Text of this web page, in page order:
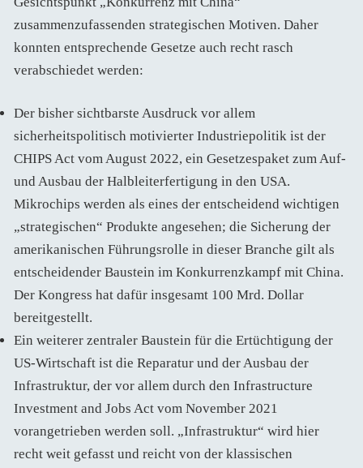
zusammenzufassenden strategischen Motiven. Daher
konnten entsprechende Gesetze auch recht rasch
verabschiedet werden:
Der bisher sichtbarste Ausdruck vor allem
sicherheitspolitisch motivierter Industriepolitik ist der
CHIPS Act vom August 2022, ein Gesetzespaket zum Auf-
und Ausbau der Halbleiterfertigung in den USA.
Mikrochips werden als eines der entscheidend wichtigen
„strategischen“ Produkte angesehen; die Sicherung der
amerikanischen Führungsrolle in dieser Branche gilt als
entscheidender Baustein im Konkurrenzkampf mit China.
Der Kongress hat dafür insgesamt 100 Mrd. Dollar
bereitgestellt.
Ein weiterer zentraler Baustein für die Ertüchtigung der
US-Wirtschaft ist die Reparatur und der Ausbau der
Infrastruktur, der vor allem durch den Infrastructure
Investment and Jobs Act vom November 2021
vorangetrieben werden soll. „Infrastruktur“ wird hier
recht weit gefasst und reicht von der klassischen